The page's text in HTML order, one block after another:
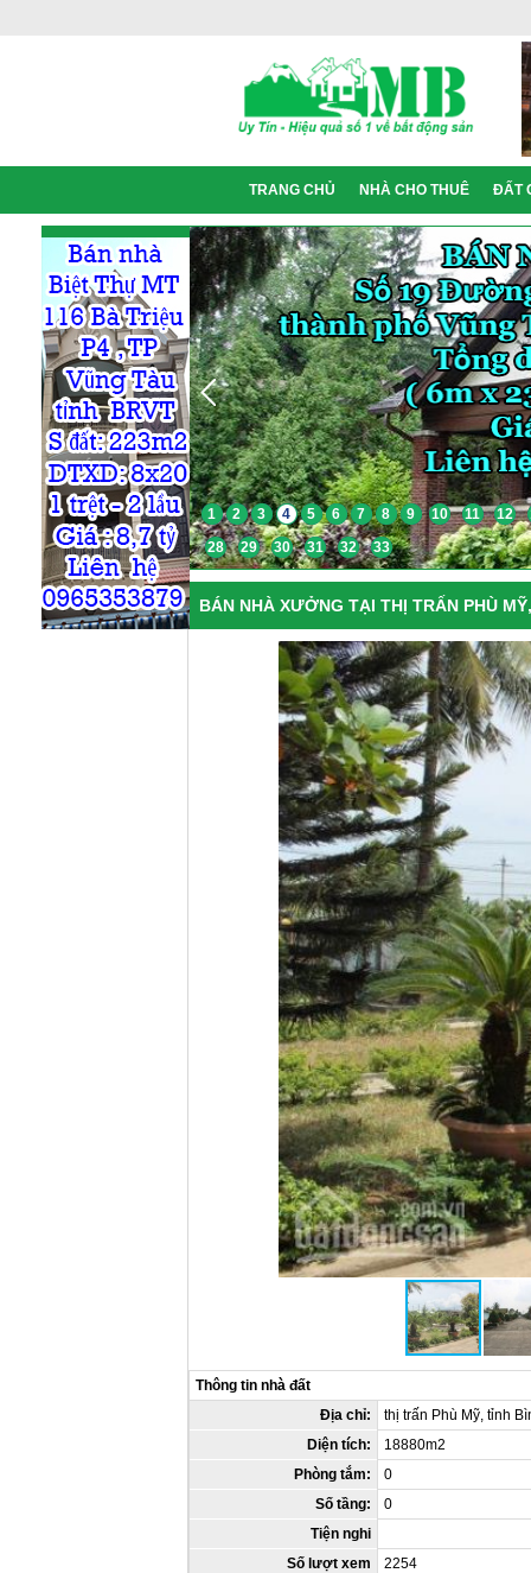
TRANG CHỦ NHÀ CHO THUÊ ĐẤT
1 2 3 4 5 6 7 8 9 10 11 12
28
29 30 31 32 33
BÁN NHÀ XƯỞNG TẠI THỊ TRẤN PHÙ
Thông tin nhà đất
Địa chỉ:
thị trấn Phù Mỹ, tỉnh
Diện tích:
18880m2
Phòng tắm:
0
Số tầng:
0
Tiện nghi
Số lượt xem
2254